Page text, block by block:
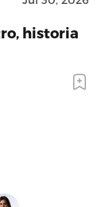
historia